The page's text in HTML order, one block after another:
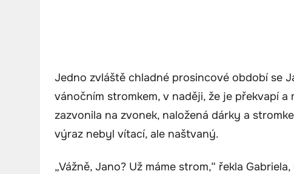
Jedno zvláště chladné prosincové období se
vánočním stromkem, v naději, že je překvapí
zazvonila na zvonek, naložená dárky a
výraz nebyl vítací, ale naštvaný.
„Vážně, Jano? Už máme strom,“ řekla